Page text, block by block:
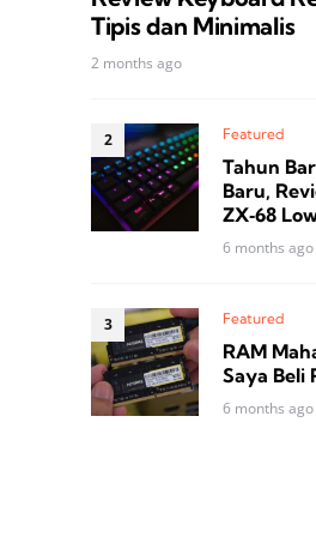
Tipis dan Minimalis
2 months ago
Featured
Tahun
Baru,
ZX‑68
6 months ago
Featured
RAM
Saya Beli
6 months ago